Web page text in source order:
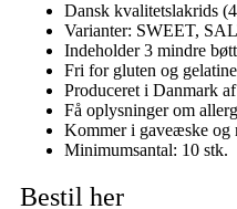
Dansk kvalitetslakrids
Varianter: SWEET,
Indeholder 3 mindre
Fri for gluten og gelatine
Produceret i Danmark
Få oplysninger om
Kommer i gaveæske
Minimumsantal: 10 stk.
Bestil her